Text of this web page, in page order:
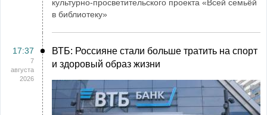
культурно-просветительского проекта «Всей семьёй
в библиотеку»
17:37
7
августа
2026
ВТБ: Россияне стали больше тратить на спорт
и здоровый образ жизни